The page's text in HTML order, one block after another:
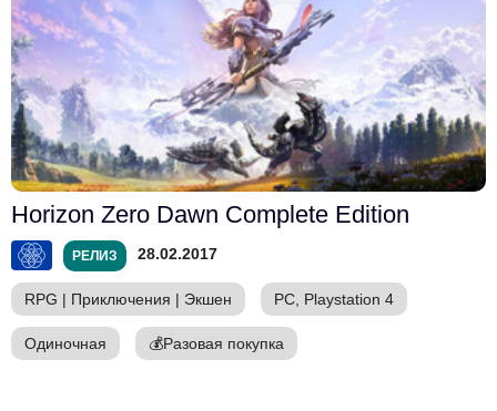
Horizon Zero Dawn Complete Edition
РЕЛИЗ 28.02.2017
RPG | Приключения | Экшен PC, Playstation 4
Одиночная 💰Разовая покупка